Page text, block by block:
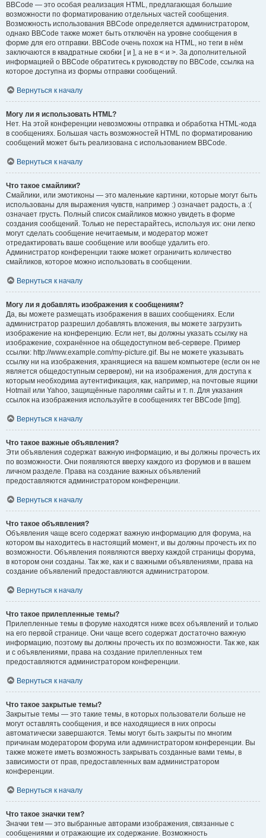
BBCode — это особая реализация HTML, предлагающая большие
возможности по форматированию отдельных частей сообщения.
Возможность использования BBCode определяется администратором,
однако BBCode также может быть отключён на уровне сообщения в
форме для его отправки. BBCode очень похож на HTML, но теги в нём
заключаются в квадратные скобки [ и ], а не в < и >. За дополнительной
информацией о BBCode обратитесь к руководству по BBCode, ссылка на
которое доступна из формы отправки сообщений.
Вернуться к началу
Могу ли я использовать HTML?
Нет. На этой конференции невозможны отправка и обработка HTML-кода
в сообщениях. Большая часть возможностей HTML по форматированию
сообщений может быть реализована с использованием BBCode.
Вернуться к началу
Что такое смайлики?
Смайлики, или эмотиконы — это маленькие картинки, которые могут быть
использованы для выражения чувств, например :) означает радость, а :(
означает грусть. Полный список смайликов можно увидеть в форме
создания сообщений. Только не перестарайтесь, используя их: они легко
могут сделать сообщение нечитаемым, и модератор может
отредактировать ваше сообщение или вообще удалить его.
Администратор конференции также может ограничить количество
смайликов, которое можно использовать в сообщении.
Вернуться к началу
Могу ли я добавлять изображения к сообщениям?
Да, вы можете размещать изображения в ваших сообщениях. Если
администратор разрешил добавлять вложения, вы можете загрузить
изображение на конференцию. Если нет, вы должны указать ссылку на
изображение, сохранённое на общедоступном веб-сервере. Пример
ссылки: http://www.example.com/my-picture.gif. Вы не можете указывать
ссылку ни на изображения, хранящиеся на вашем компьютере (если он не
является общедоступным сервером), ни на изображения, для доступа к
которым необходима аутентификация, как, например, на почтовые ящики
Hotmail или Yahoo, защищённые паролями сайты и т. п. Для указания
ссылок на изображения используйте в сообщениях тег BBCode [img].
Вернуться к началу
Что такое важные объявления?
Эти объявления содержат важную информацию, и вы должны прочесть их
по возможности. Они появляются вверху каждого из форумов и в вашем
личном разделе. Права на создание важных объявлений
предоставляются администратором конференции.
Вернуться к началу
Что такое объявления?
Объявления чаще всего содержат важную информацию для форума, на
котором вы находитесь в настоящий момент, и вы должны прочесть их по
возможности. Объявления появляются вверху каждой страницы форума,
в котором они созданы. Так же, как и с важными объявлениями, права на
создание объявлений предоставляются администратором.
Вернуться к началу
Что такое прилепленные темы?
Прилепленные темы в форуме находятся ниже всех объявлений и только
на его первой странице. Они чаще всего содержат достаточно важную
информацию, поэтому вы должны прочесть их по возможности. Так же, как
и с объявлениями, права на создание прилепленных тем
предоставляются администратором конференции.
Вернуться к началу
Что такое закрытые темы?
Закрытые темы — это такие темы, в которых пользователи больше не
могут оставлять сообщения, и все находящиеся в них опросы
автоматически завершаются. Темы могут быть закрыты по многим
причинам модератором форума или администратором конференции. Вы
также можете иметь возможность закрывать созданные вами темы, в
зависимости от прав, предоставленных вам администратором
конференции.
Вернуться к началу
Что такое значки тем?
Значки тем — это выбранные авторами изображения, связанные с
сообщениями и отражающие их содержание. Возможность